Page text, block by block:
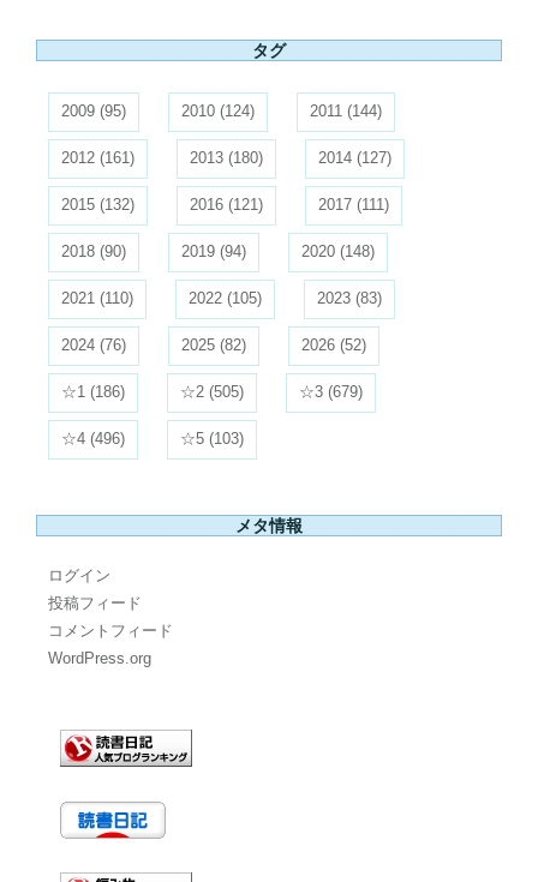
タグ
2009 (95) 2010 (124) 2011 (144)
2012 (161) 2013 (180) 2014 (127)
2015 (132) 2016 (121) 2017 (111)
2018 (90) 2019 (94) 2020 (148)
2021 (110) 2022 (105) 2023 (83)
2024 (76) 2025 (82) 2026 (52)
☆1 (186) ☆2 (505) ☆3 (679)
☆4 (496) ☆5 (103)
メタ情報
ログイン
投稿フィード
コメントフィード
WordPress.org